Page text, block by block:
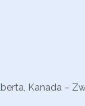
Kanada –